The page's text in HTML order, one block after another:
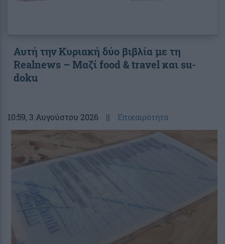
Αυτή την Κυριακή δύο βιβλία με τη
Realnews – Μαζί food & travel και su-
doku
10:59, 3 Αυγούστου 2026 || Επικαιρότητα